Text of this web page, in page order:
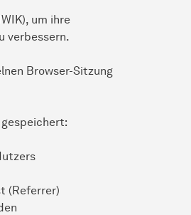
um ihre
verbessern.
Browser-Sitzung
(Referrer)